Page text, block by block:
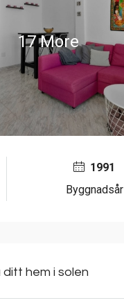
17 More
1991
Byggnadsår
ditt hem i solen